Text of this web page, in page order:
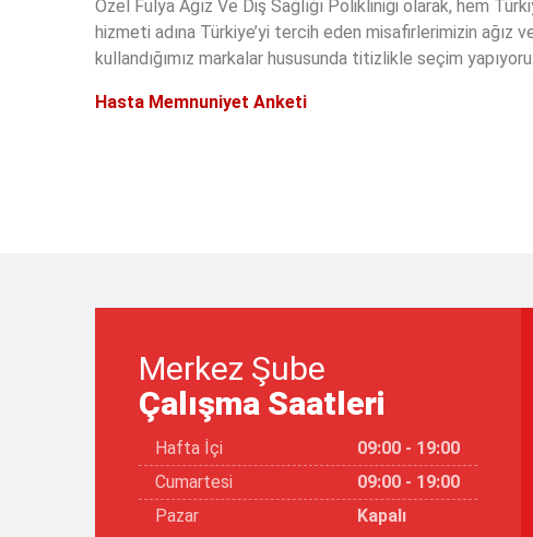
Özel Fulya Ağız Ve Diş Sağlığı Polikliniği olarak, hem
hizmeti adına Türkiye’yi tercih eden misafirlerimizin ağız
kullandığımız markalar hususunda titizlikle seçim
Hasta Memnuniyet Anketi
Merkez Şube
Çalışma Saatleri
Hafta İçi
09:00 - 19:00
Cumartesi
09:00 - 19:00
Pazar
Kapalı